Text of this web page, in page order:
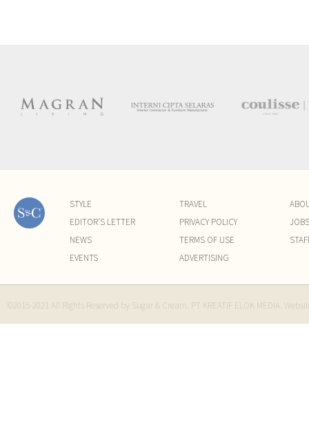
STYLE
EDITOR'S LETTER
NEWS
EVENTS
TRAVEL
PRIVACY POLICY
TERMS OF USE
ADVERTISING
JOBS
©2015-2021 All Rights Reserved by Sugar & Cream. PT KREATIF ELOK MEDIA.